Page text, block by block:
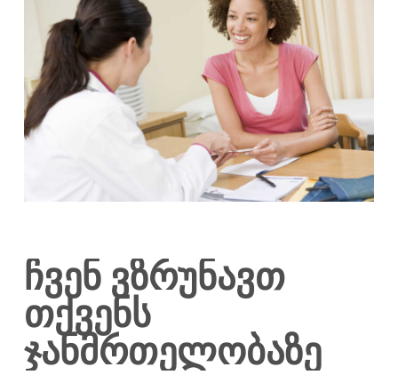
ჩვენ ვზრუნავთ
თქვენს
ჯანმრთელობაზე